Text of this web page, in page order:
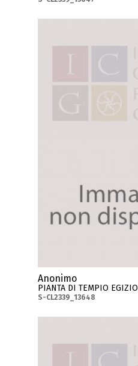
Anonimo
PIANTA DI TEMPIO EGIZIO
S-CL2339_13648